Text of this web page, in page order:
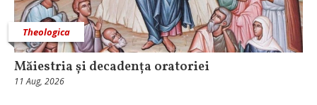
Theologica
Măiestria și decadența oratoriei
11 Aug, 2026